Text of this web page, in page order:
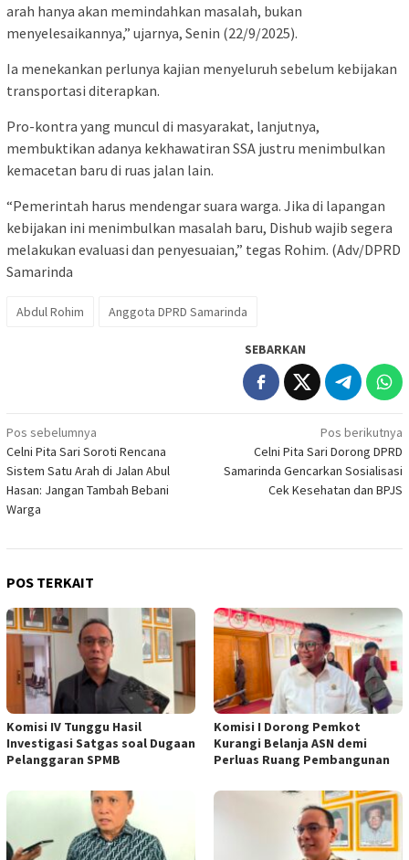
arah hanya akan memindahkan masalah, bukan
menyelesaikannya,” ujarnya, Senin (22/9/2025).
Ia menekankan perlunya kajian menyeluruh sebelum kebijakan
transportasi diterapkan.
Pro-kontra yang muncul di masyarakat, lanjutnya,
membuktikan adanya kekhawatiran SSA justru menimbulkan
kemacetan baru di ruas jalan lain.
“Pemerintah harus mendengar suara warga. Jika di lapangan
kebijakan ini menimbulkan masalah baru, Dishub wajib segera
melakukan evaluasi dan penyesuaian,” tegas Rohim. (Adv/DPRD
Samarinda
Abdul Rohim Anggota DPRD Samarinda
SEBARKAN
Navigasi
pos
Pos sebelumnya
Celni Pita Sari Soroti Rencana
Sistem Satu Arah di Jalan Abul
Hasan: Jangan Tambah Bebani
Warga
Pos berikutnya
Celni Pita Sari Dorong DPRD
Samarinda Gencarkan Sosialisasi
Cek Kesehatan dan BPJS
POS TERKAIT
Komisi IV Tunggu Hasil
Investigasi Satgas soal Dugaan
Pelanggaran SPMB
Komisi I Dorong Pemkot
Kurangi Belanja ASN demi
Perluas Ruang Pembangunan